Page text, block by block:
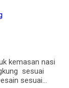
kemasan nasi
sesuai
sesuai…